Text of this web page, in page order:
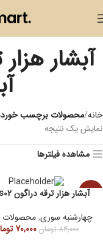
آبشار
خانه محصولات برچسب خورده
نمایش یک نتیجه
مشاهده فیلترها
-17%آبشار هزار ترقه دراگون fwns02
چهارشنبه سوری,محصولات
84,000 تومان 70,000